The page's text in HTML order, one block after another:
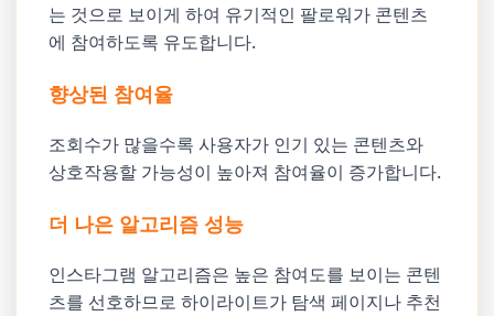
는 것으로 보이게 하여 유기적인 팔로워가 콘텐츠
에 참여하도록 유도합니다.
향상된 참여율
조회수가 많을수록 사용자가 인기 있는 콘텐츠와
상호작용할 가능성이 높아져 참여율이 증가합니다.
더 나은 알고리즘 성능
인스타그램 알고리즘은 높은 참여도를 보이는 콘텐
츠를 선호하므로 하이라이트가 탐색 페이지나 추천